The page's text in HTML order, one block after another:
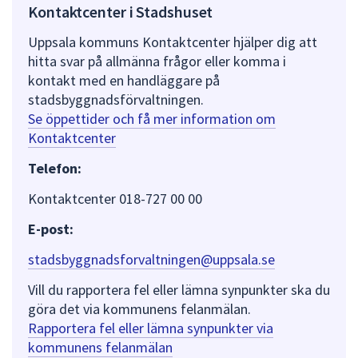
Kontaktcenter i Stadshuset
Uppsala kommuns Kontaktcenter hjälper dig att
hitta svar på allmänna frågor eller komma i
kontakt med en handläggare på
stadsbyggnadsförvaltningen.
Se öppettider och få mer information om
Kontaktcenter
Telefon:
Kontaktcenter 018-727 00 00
E-post:
stadsbyggnadsforvaltningen@uppsala.se
Vill du rapportera fel eller lämna synpunkter ska du
göra det via kommunens felanmälan.
Rapportera fel eller lämna synpunkter via
kommunens felanmälan